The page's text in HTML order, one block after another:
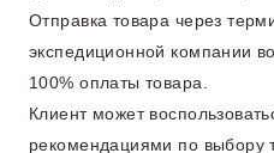
Отправка товара через
экспедиционной компании
100% оплаты товара.
Клиент может
рекомендациями по выбору